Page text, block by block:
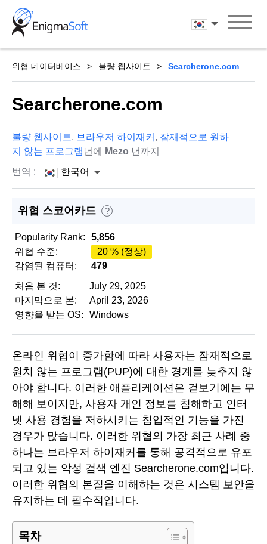
Skip
content
한국어
위협 데이터베이스 불량 웹사이트 Searcherone.com
Searcherone.com
불량 웹사이트, 브라우저 하이재커 , 잠재적으로 원하
지 않는 프로그램 년에 Mezo 년까지
번역 :
한국어
위협 스코어카드 ?
Popularity Rank:
5,856
위협 수준:
20 % (정상)
감염된 컴퓨터:
479
처음 본 것:
July 29, 2025
마지막으로 본:
April 23, 2026
영향을 받는 OS:
Windows
온라인 위협이 증가함에 따라 사용자는 잠재적으로
원치 않는 프로그램(PUP)에 대한 경계를 늦추지 않
아야 합니다. 이러한 애플리케이션은 겉보기에는 무
해해 보이지만, 사용자 개인 정보를 침해하고 인터
넷 사용 경험을 저하시키는 침입적인 기능을 가진
경우가 많습니다. 이러한 위협의 가장 최근 사례 중
하나는 브라우저 하이재커를 통해 공격적으로 유포
되고 있는 악성 검색 엔진 Searcherone.com입니다.
이러한 위협의 본질을 이해하는 것은 시스템 보안을
유지하는 데 필수적입니다.
목차